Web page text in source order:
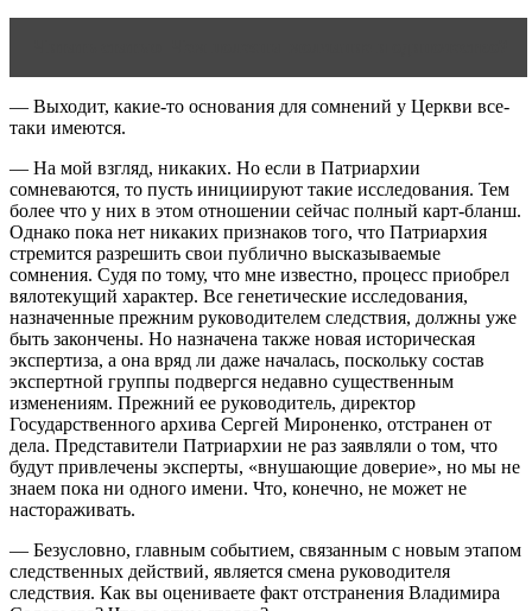
— Выходит, какие-то основания для сомнений у Церкви все-
таки имеются.
— На мой взгляд, никаких. Но если в Патриархии
сомневаются, то пусть инициируют такие исследования. Тем
более что у них в этом отношении сейчас полный карт-бланш.
Однако пока нет никаких признаков того, что Патриархия
стремится разрешить свои публично высказываемые
сомнения. Судя по тому, что мне известно, процесс приобрел
вялотекущий характер. Все генетические исследования,
назначенные прежним руководителем следствия, должны уже
быть закончены. Но назначена также новая историческая
экспертиза, а она вряд ли даже началась, поскольку состав
экспертной группы подвергся недавно существенным
изменениям. Прежний ее руководитель, директор
Государственного архива Сергей Мироненко, отстранен от
дела. Представители Патриархии не раз заявляли о том, что
будут привлечены эксперты, «внушающие доверие», но мы не
знаем пока ни одного имени. Что, конечно, не может не
настораживать.
— Безусловно, главным событием, связанным с новым этапом
следственных действий, является смена руководителя
следствия. Как вы оцениваете факт отстранения Владимира